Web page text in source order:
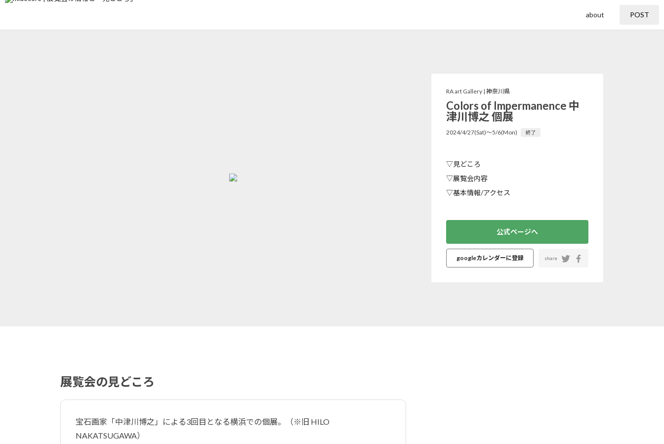
about POST
RA art Gallery | 神奈川県
Colors of Impermanence 中
津川博之 個展
2024/4/27(Sat)〜5/6(Mon) 終了
▽見どころ
▽展覧会内容
▽基本情報/アクセス
公式ページへ
googleカレンダーに登録 share
展覧会の見どころ
宝石画家「中津川博之」による3回目となる横浜での個展。（※旧 HILO
NAKATSUGAWA）